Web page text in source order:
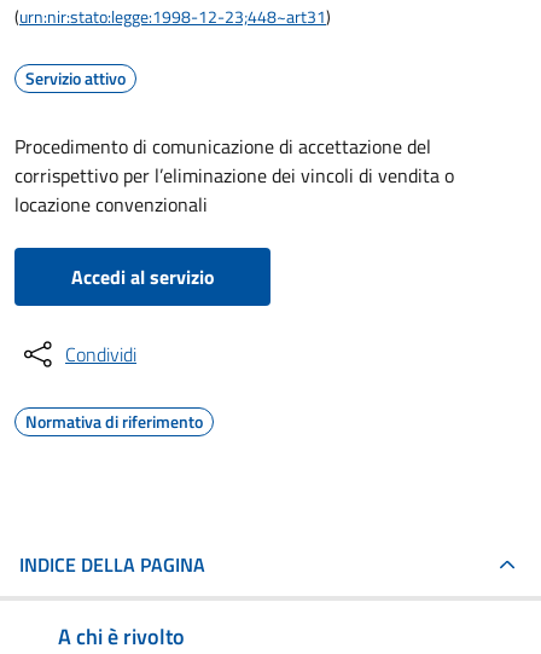
(urn:nir:stato:legge:1998-12-23;448~art31)
Servizio attivo
Procedimento di comunicazione di accettazione del
corrispettivo per l’eliminazione dei vincoli di vendita o
locazione convenzionali
Accedi al servizio
Condividi
Normativa di riferimento
INDICE DELLA PAGINA
A chi è rivolto